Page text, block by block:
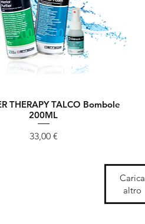
Vista rapida
THERAPY TALCO Bombole
200ML
Prezzo
33,00 €
Carica
altro